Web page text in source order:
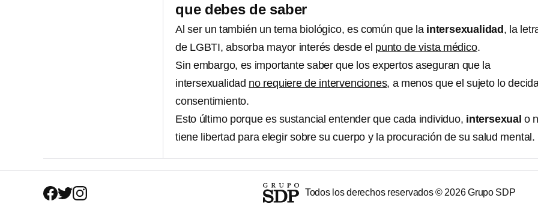
que debes de saber
Al ser un también un tema biológico, es común que la intersexualidad , la
de LGBTI, absorba mayor interés desde el punto de vista médico.
Sin embargo, es importante saber que los expertos aseguran que la
intersexualidad no requiere de intervenciones, a menos que el sujeto lo
consentimiento.
Esto último porque es sustancial entender que cada individuo, intersexual o
tiene libertad para elegir sobre su cuerpo y la procuración de su salud mental.
Todos los derechos reservados ©2026Grupo SDP